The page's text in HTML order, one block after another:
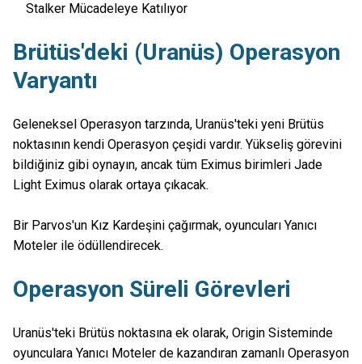
Stalker Mücadeleye Katılıyor
Brütüs'deki (Uranüs) Operasyon
Varyantı
Geleneksel Operasyon tarzında, Uranüs'teki yeni Brütüs
noktasının kendi Operasyon çeşidi vardır. Yükseliş görevini
bildiğiniz gibi oynayın, ancak tüm Eximus birimleri Jade
Light Eximus olarak ortaya çıkacak.
Bir Parvos'un Kız Kardeşini çağırmak, oyuncuları Yanıcı
Moteler ile ödüllendirecek.
Operasyon Süreli Görevleri
Uranüs'teki Brütüs noktasına ek olarak, Origin Sisteminde
oyunculara Yanıcı Moteler de kazandıran zamanlı Operasyon